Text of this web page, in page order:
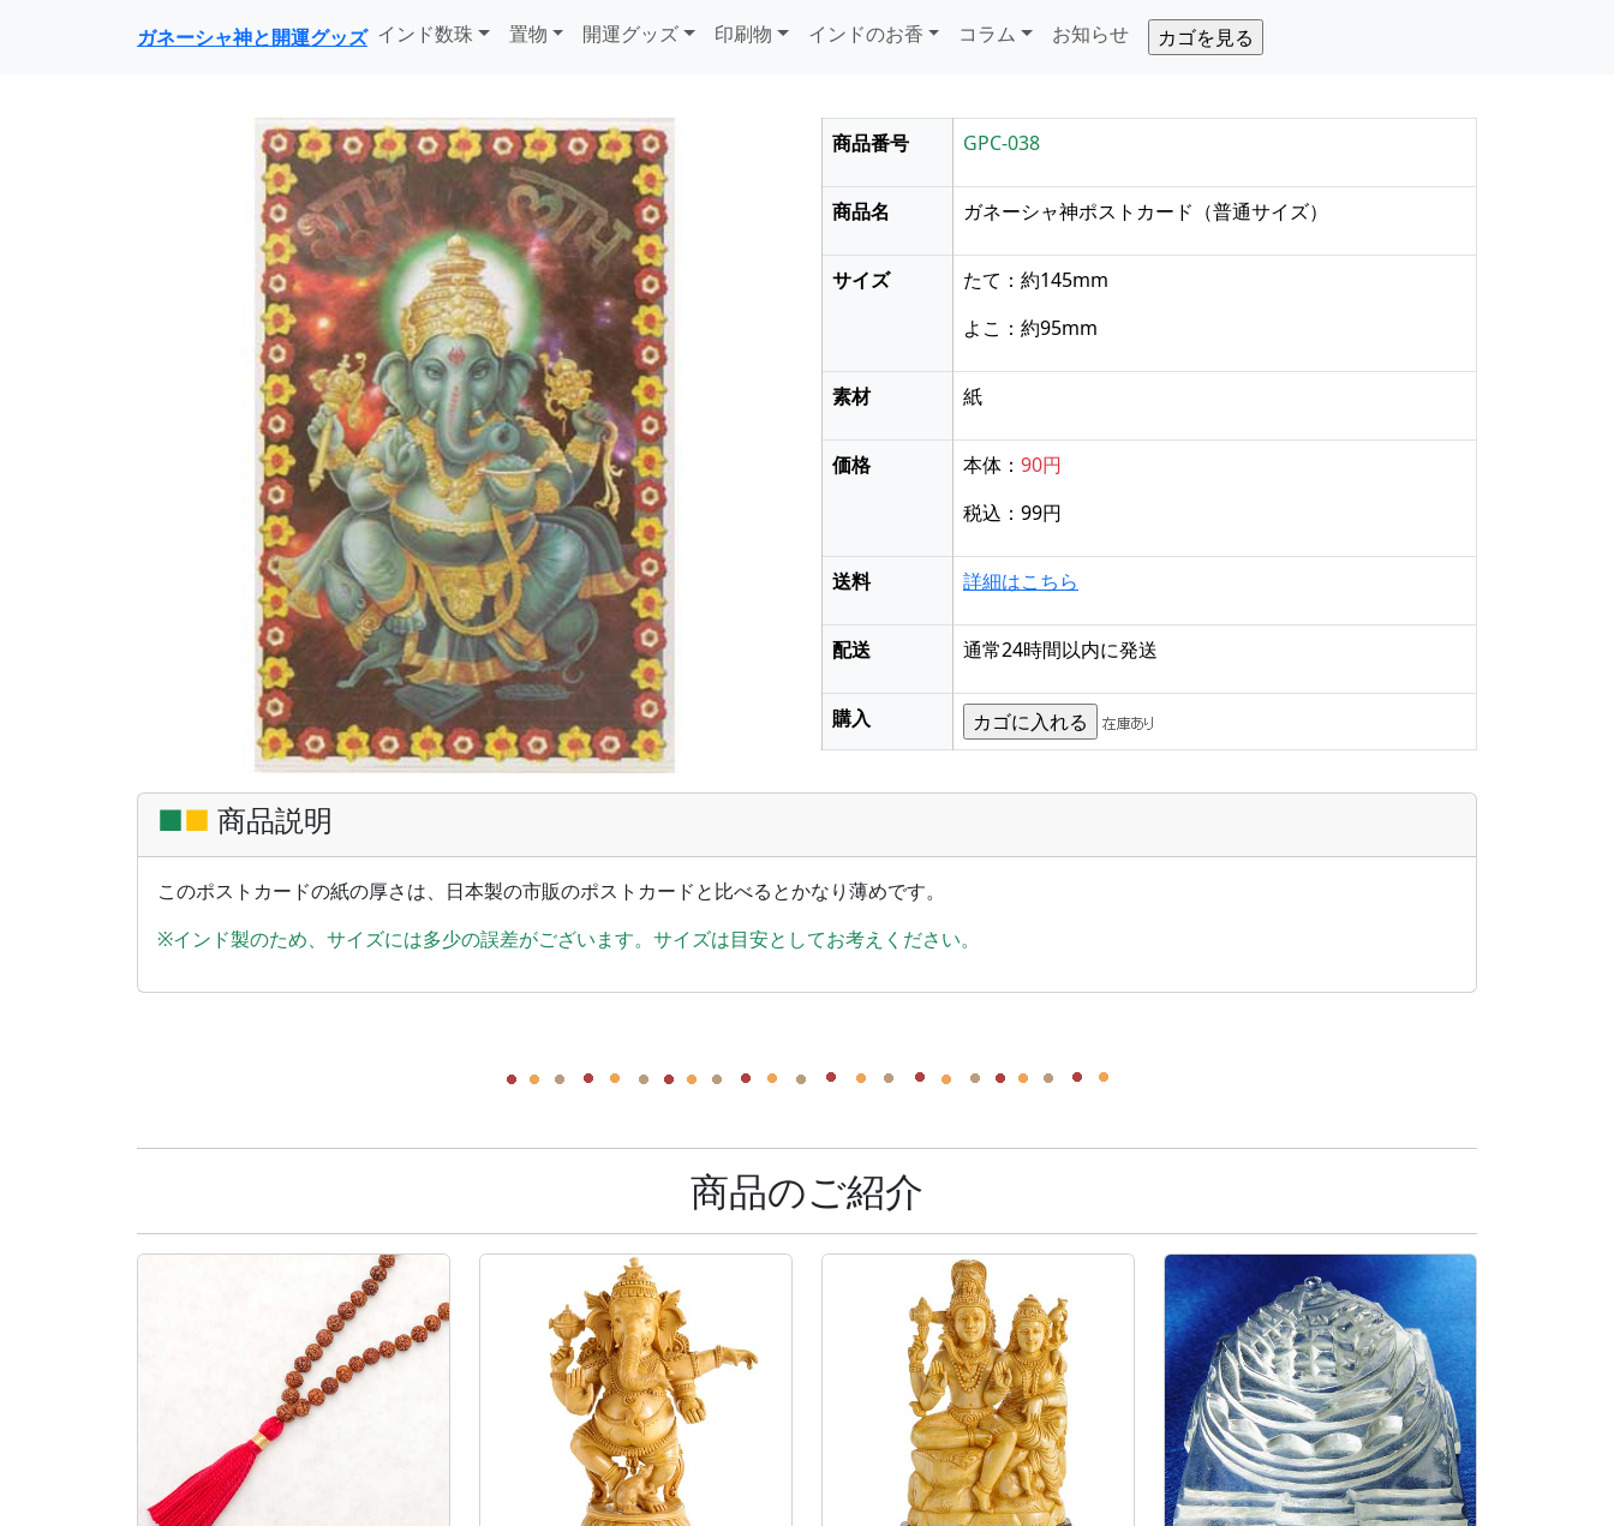
ガネーシャ神と開運グッズ インド数珠 置物 開運グッズ 印刷物 インドのお香 コラム お知らせ
前に戻る
商品番号 GPC-038
商品名 ガネーシャ神ポストカード （普通サイズ）
サイズ
たて：約145mm
よこ：約95mm
素材 紙
価格 本体： 90円
税込：99円
送料 詳細はこちら
配送 通常24時間以内に発送
購入
■■ 商品説明
このポストカードの紙の厚さは、日本製の市販のポストカードと比べるとかなり薄めです。
※インド製のため、サイズには多少の誤差がございます。サイズは目安としてお考えください。
商品のご紹介